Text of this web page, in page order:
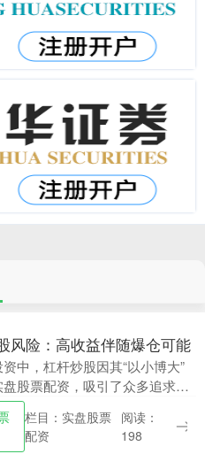
风险：高收益伴随爆仓可能
中，杠杆炒股因其“以小博大”
股票配资，吸引了众多追求高
者。然而，高收益的背后往往
大的风险，尤其是爆仓风险，可
在短....
栏目：实盘股票
配资
阅读：
198